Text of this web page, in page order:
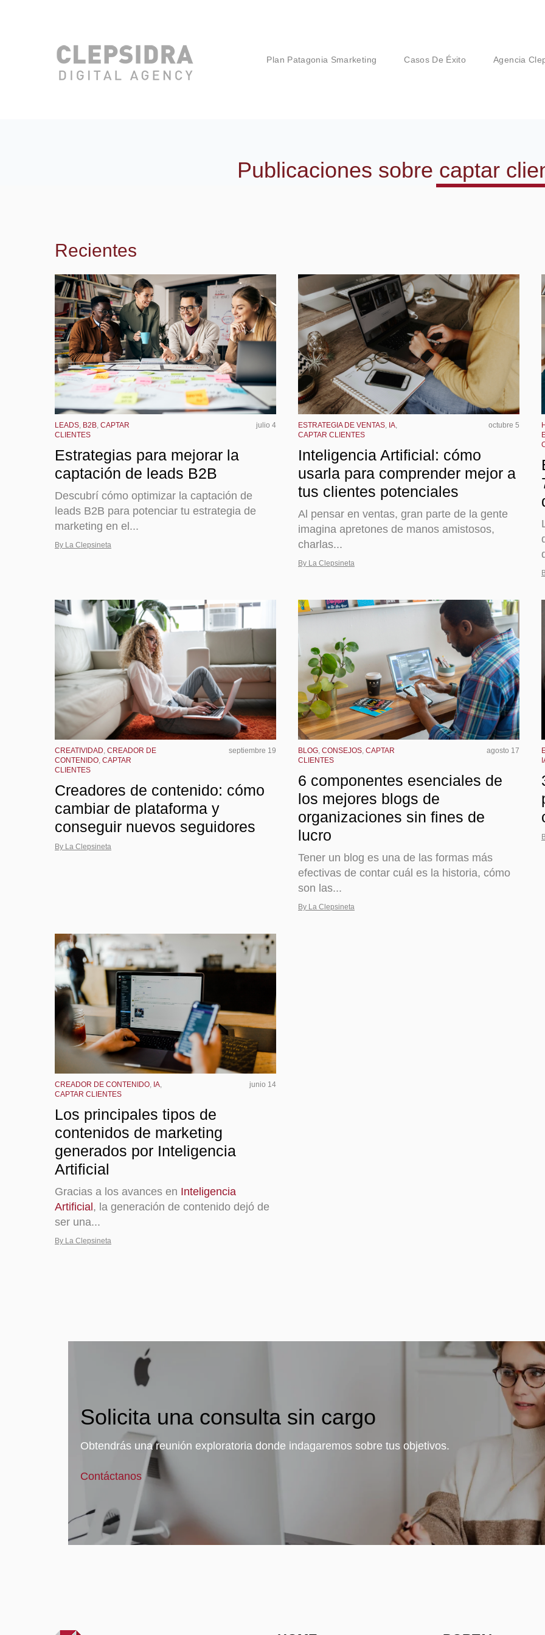
Plan Patagonia Smarketing Casos De Éxito Agencia
Publicaciones sobre captar
Recientes
LEADS B2B CAPTAR
CLIENTES
julio 4
Estrategias para mejorar la
captación de leads B2B
Descubrí cómo optimizar la captación de
leads B2B para potenciar tu estrategia de
marketing en el...
By La Clepsineta
ESTRATEGIA DE VENTAS IA
CAPTAR CLIENTES
octubre 5
Inteligencia Artificial: cómo
usarla para comprender mejor a
tus clientes potenciales
Al pensar en ventas, gran parte de la gente
imagina apretones de manos amistosos,
charlas...
By La Clepsineta
CREATIVIDAD CREADOR DE
CONTENIDO CAPTAR
CLIENTES
septiembre 19
Creadores de contenido: cómo
cambiar de plataforma y
conseguir nuevos seguidores
By La Clepsineta
BLOG CONSEJOS CAPTAR
CLIENTES
agosto 17
6 componentes esenciales de
los mejores blogs de
organizaciones sin fines de
lucro
Tener un blog es una de las formas más
efectivas de contar cuál es la historia, cómo
son las...
By La Clepsineta
CREADOR DE CONTENIDO IA
CAPTAR CLIENTES
junio 14
Los principales tipos de
contenidos de marketing
generados por Inteligencia
Artificial
Gracias a los avances en Inteligencia
Artificial, la generación de contenido dejó de
ser una...
By La Clepsineta
Solicita una consulta sin cargo
Obtendrás una reunión exploratoria donde indagaremos sobre tus objetivos.
Contáctanos